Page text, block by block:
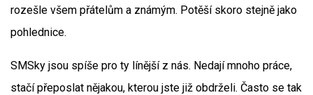
rozešle všem přátelům a známým. Potěší skoro stejně jako
pohlednice.
SMSky jsou spíše pro ty línější z nás. Nedají mnoho práce,
stačí přeposlat nějakou, kterou jste již obdrželi. Často se tak